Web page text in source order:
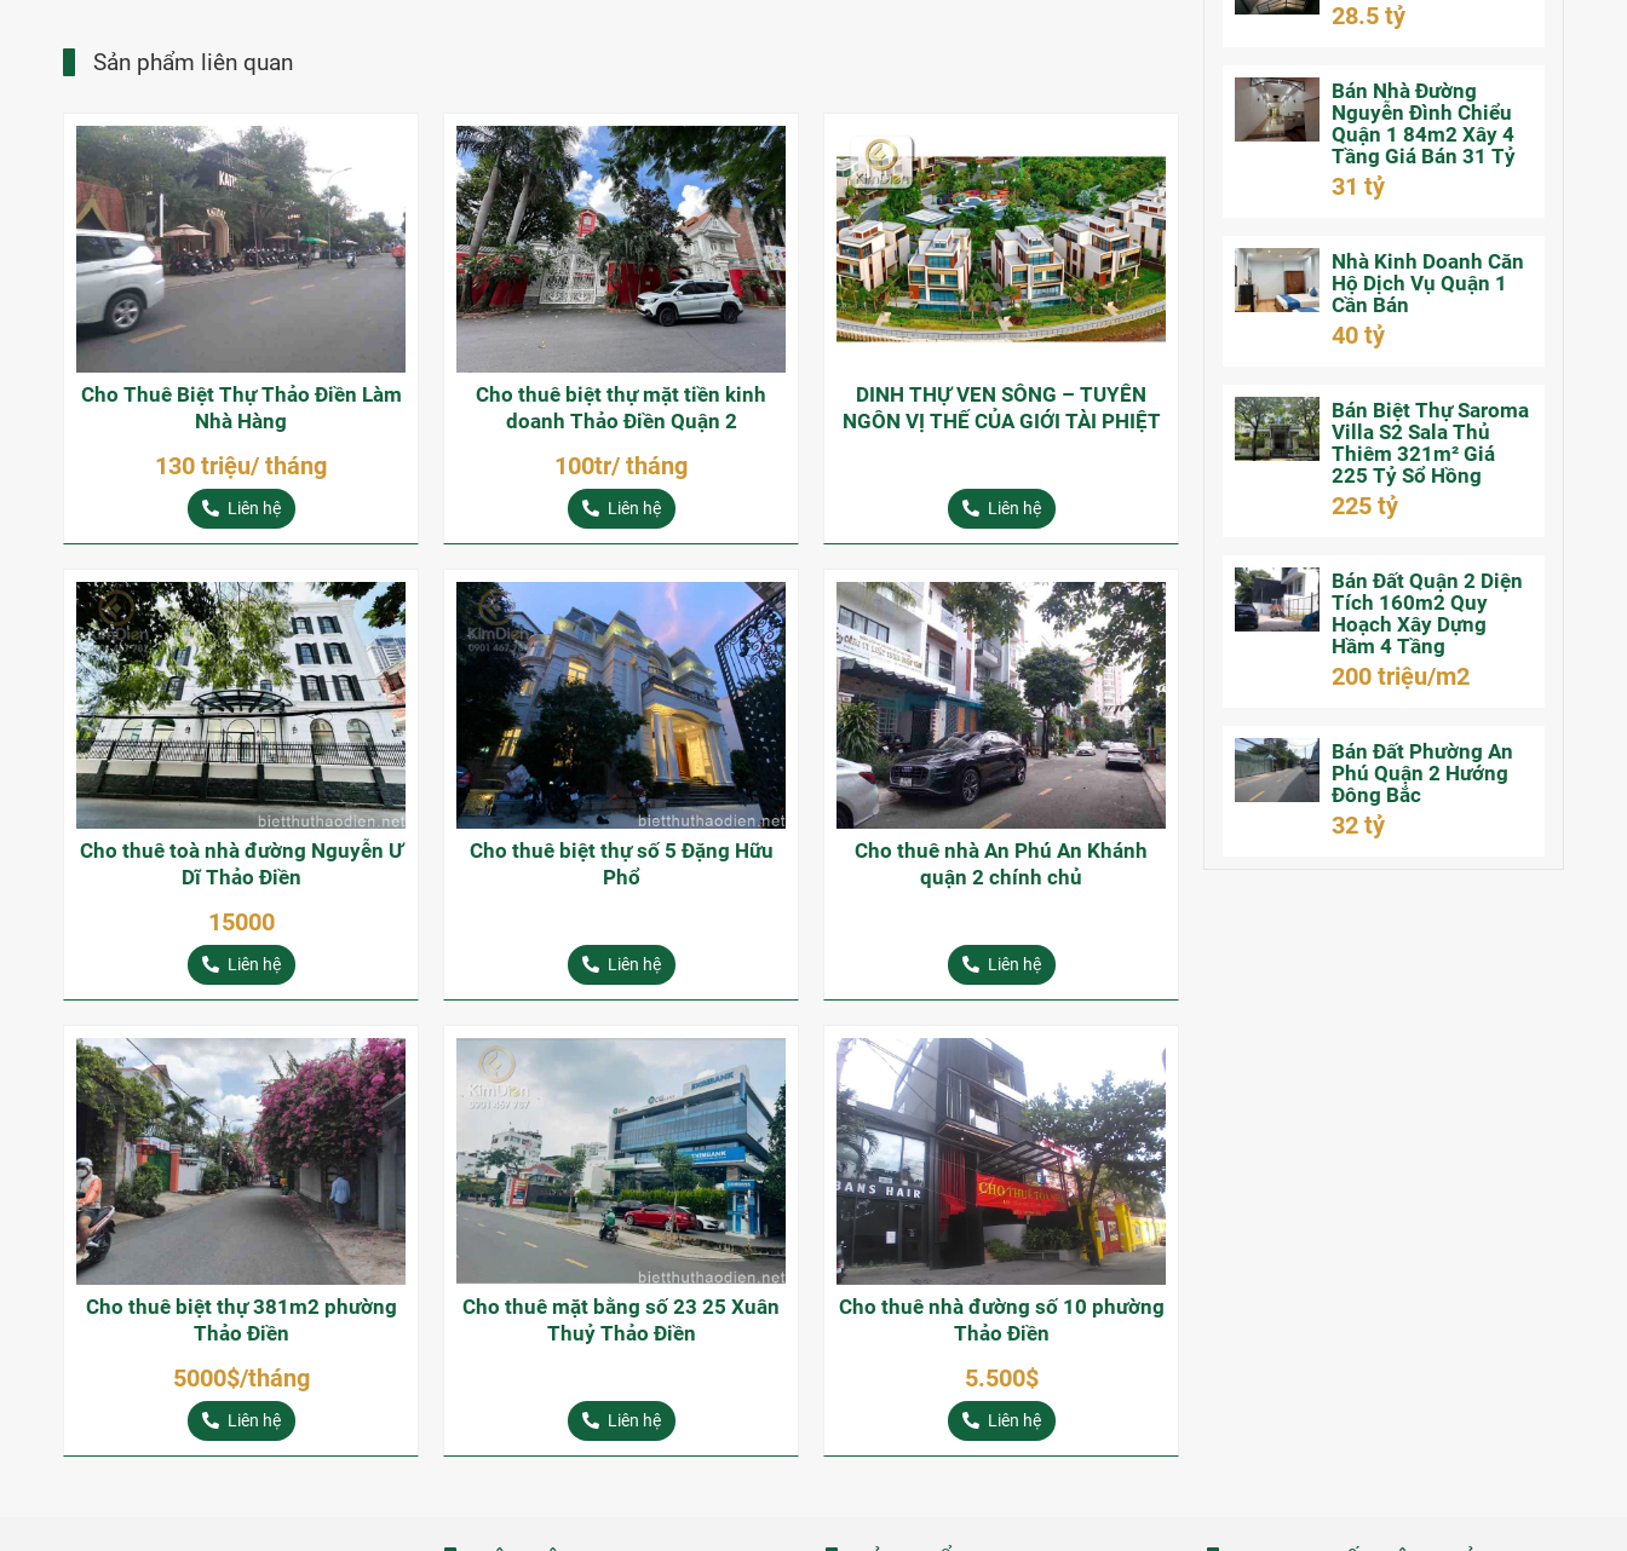
Sản phẩm liên quan
Cho Thuê Biệt Thự Thảo Điền Làm
Nhà Hàng
130 triệu/ tháng
Liên hệ
Cho thuê biệt thự mặt tiền kinh
doanh Thảo Điền Quận 2
100tr/ tháng
Liên hệ
DINH THỰ VEN SÔNG – TUYÊN
NGÔN VỊ THẾ CỦA GIỚI TÀI PHIỆT
Liên hệ
Cho thuê toà nhà đường Nguyễn Ư
Dĩ Thảo Điền
15000
Liên hệ
Cho thuê biệt thự số 5 Đặng Hữu
Phổ
Liên hệ
Cho thuê nhà An Phú An Khánh
quận 2 chính chủ
Liên hệ
Cho thuê biệt thự 381m2 phường
Thảo Điền
5000$/tháng
Liên hệ
Cho thuê mặt bằng số 23 25 Xuân
Thuỷ Thảo Điền
Liên hệ
Cho thuê nhà đường số 10 phường
Thảo Điền
5.500$
Liên hệ
28.5 tỷ
Bán Nhà Đường
Nguyễn Đình Chiểu
Quận 1 84m2 Xây 4
Tầng Giá Bán 31 Tỷ
31 tỷ
Nhà Kinh Doanh Căn
Hộ Dịch Vụ Quận 1
Cần Bán
40 tỷ
Bán Biệt Thự Saroma
Villa S2 Sala Thủ
Thiêm 321m² Giá
225 Tỷ Sổ Hồng
225 tỷ
Bán Đất Quận 2 Diện
Tích 160m2 Quy
Hoạch Xây Dựng
Hầm 4 Tầng
200 triệu/m2
Bán Đất Phường An
Phú Quận 2 Hướng
Đông Bắc
32 tỷ